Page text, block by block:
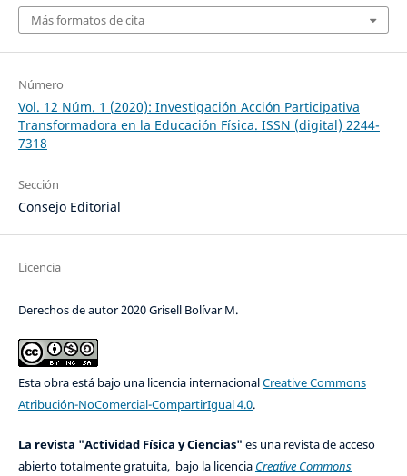
Más formatos de cita
Número
Vol. 12 Núm. 1 (2020): Investigación Acción Participativa
Transformadora en la Educación Física. ISSN (digital) 2244-
7318
Sección
Consejo Editorial
Licencia
Derechos de autor 2020 Grisell Bolívar M.
Esta obra está bajo una licencia internacionalCreative Commons
Atribución-NoComercial-CompartirIgual 4.0.
La revista "Actividad Física y Ciencias" es una revista de acceso
abierto totalmente gratuita, bajo la licencia Creative Commons